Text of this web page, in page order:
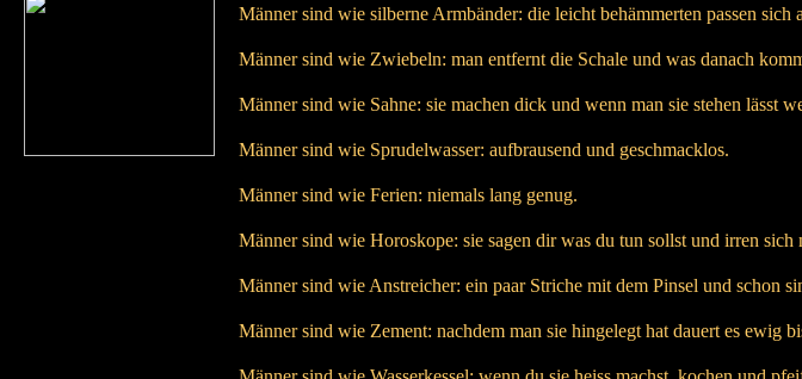
Männer sind wie silberne Armbänder: die leicht behämmerten passen sich
Männer sind wie Zwiebeln: man entfernt die Schale und was danach
Männer sind wie Sahne: sie machen dick und wenn man sie stehen lässt
Männer sind wie Sprudelwasser: aufbrausend und geschmacklos.
Männer sind wie Ferien: niemals lang genug.
Männer sind wie Horoskope: sie sagen dir was du tun sollst und irren sich
Männer sind wie Anstreicher: ein paar Striche mit dem Pinsel und schon
Männer sind wie Zement: nachdem man sie hingelegt hat dauert es ewig